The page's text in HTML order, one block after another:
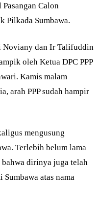
Calon
Pilkada Sumbawa.
Noviany dan Ir Talifuddin
oleh Ketua DPC PPP
Kamis malam
arah PPP sudah hampir
mengusung
Terlebih belum lama
dirinya juga telah
atas nama